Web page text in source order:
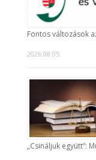
Fontos változások
2026.08.05.
„Csináljuk együtt”: